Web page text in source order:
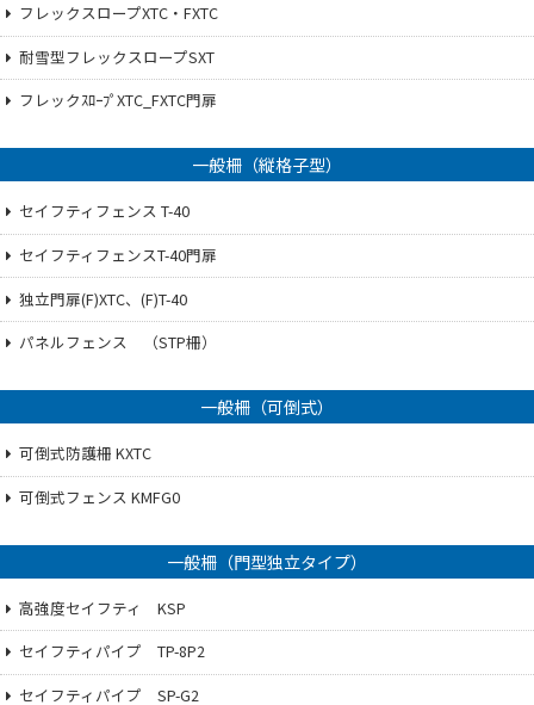
フレックスロープXTC・FXTC
耐雪型フレックスロープSXT
フレックｽﾛｰﾌﾟXTC_FXTC門扉
一般柵（縦格子型）
セイフティフェンス T-40
セイフティフェンスT-40門扉
独立門扉(F)XTC、(F)T-40
パネルフェンス （STP柵）
一般柵（可倒式）
可倒式防護柵 KXTC
可倒式フェンス KMFG0
一般柵（門型独立タイプ）
高強度セイフティ KSP
セイフティパイプ TP-8P2
セイフティパイプ SP-G2